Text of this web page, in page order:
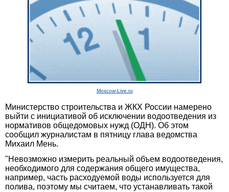
Moscow-Live.ru
Министерство строительства и ЖКХ России намерено
выйти с инициативой об исключении водоотведения из
нормативов общедомовых нужд (ОДН). Об этом
сообщил журналистам в пятницу глава ведомства
Михаил Мень.
"Невозможно измерить реальный объем водоотведения,
необходимого для содержания общего имущества,
например, часть расходуемой воды используется для
полива, поэтому мы считаем, что устанавливать такой